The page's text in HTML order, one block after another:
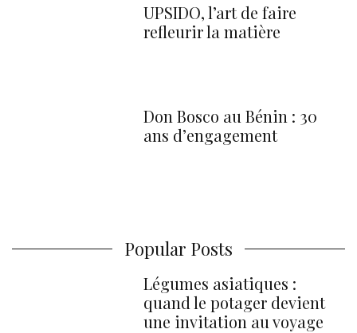
UPSIDO, l’art de faire
refleurir la matière
Don Bosco au Bénin : 30
ans d’engagement
Popular Posts
Légumes asiatiques :
quand le potager devient
une invitation au voyage